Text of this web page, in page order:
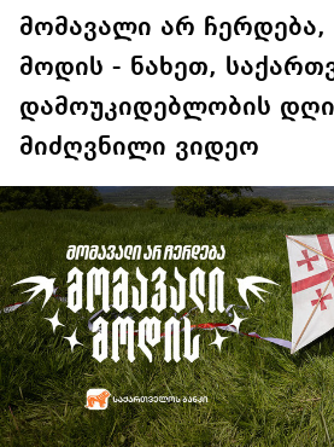
მომავალი არ ჩერდება,
მოდის - ნახეთ,
დამოუკიდებლობის
მიძღვნილი ვიდეო